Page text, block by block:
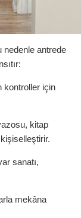
nedenle antrede
kontroller için
kitap
sanatı,
mekâna